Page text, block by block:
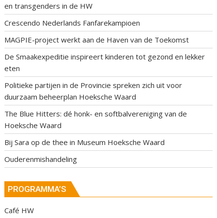
en transgenders in de HW
Crescendo Nederlands Fanfarekampioen
MAGPIE-project werkt aan de Haven van de Toekomst
De Smaakexpeditie inspireert kinderen tot gezond en lekker
eten
Politieke partijen in de Provincie spreken zich uit voor
duurzaam beheerplan Hoeksche Waard
The Blue Hitters: dé honk- en softbalvereniging van de
Hoeksche Waard
Bij Sara op de thee in Museum Hoeksche Waard
Ouderenmishandeling
PROGRAMMA’S
Café HW